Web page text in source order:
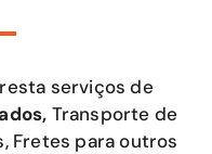
serviços de
Transporte de
Fretes para outros